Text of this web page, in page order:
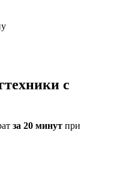
с
за 20 минут при